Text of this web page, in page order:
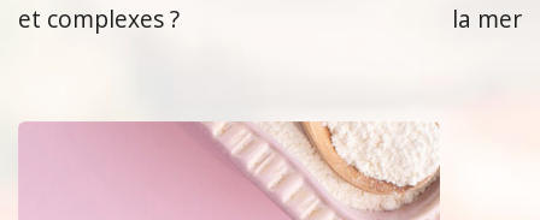
et complexes ?
la mer